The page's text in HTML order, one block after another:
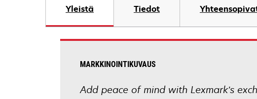
Yleistä Tiedot
MARKKINOINTIKUVAUS
Add peace of mind with Lexmark’s